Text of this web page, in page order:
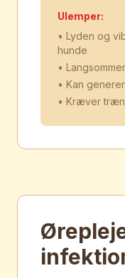
Ulemper:
• Lyden og
hunde
•
• Kan
• Kræver